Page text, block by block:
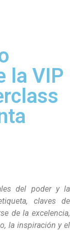
la VIP
del poder y la
claves de
de la excelencia,
la inspiración y el